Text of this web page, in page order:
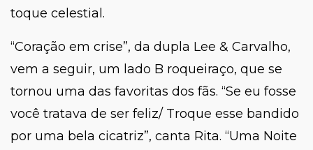
toque celestial.
“Coração em crise”, da dupla Lee & Carvalho,
vem a seguir, um lado B roqueiraço, que se
tornou uma das favoritas dos fãs. “Se eu fosse
você tratava de ser feliz/ Troque esse bandido
por uma bela cicatriz”, canta Rita. “Uma Noite